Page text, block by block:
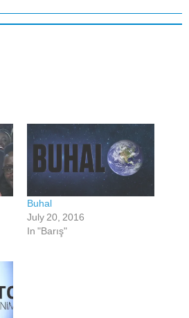
Buhal
July 20, 2016
In "Barış"